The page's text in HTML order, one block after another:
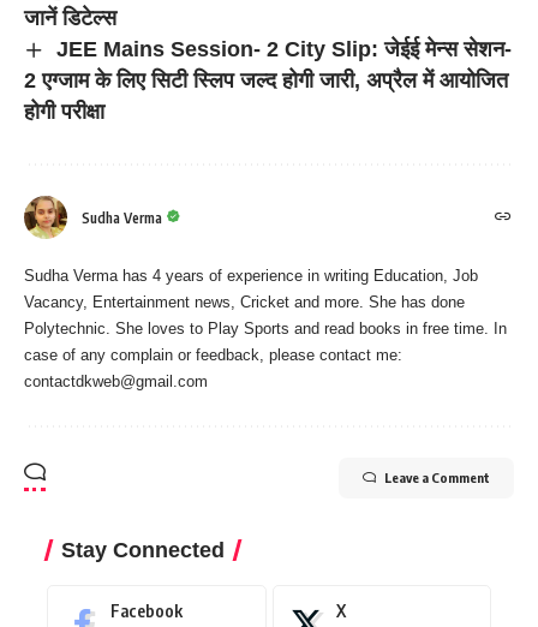
जानें डिटेल्स
JEE Mains Session- 2 City Slip: जेईई मेन्स सेशन-
2 एग्जाम के लिए सिटी स्लिप जल्द होगी जारी, अप्रैल में आयोजित
होगी परीक्षा
Sudha Verma
Sudha Verma has 4 years of experience in writing Education, Job
Vacancy, Entertainment news, Cricket and more. She has done
Polytechnic. She loves to Play Sports and read books in free time. In
case of any complain or feedback, please contact me:
contactdkweb@gmail.com
Leave a Comment
Stay Connected
Facebook X